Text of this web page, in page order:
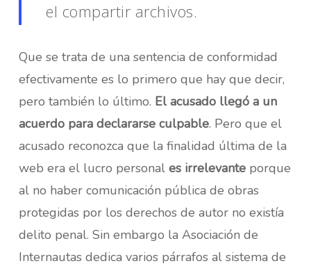
el compartir archivos.
Que se trata de una sentencia de conformidad
efectivamente es lo primero que hay que decir,
pero también lo último. El acusado llegó a un
acuerdo para declararse culpable. Pero que el
acusado reconozca que la finalidad última de la
web era el lucro personal es irrelevanteporque
al no haber comunicación pública de obras
protegidas por los derechos de autor no existía
delito penal. Sin embargo la Asociación de
Internautas dedica varios párrafos al sistema de